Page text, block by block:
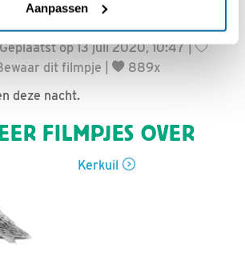
Aanpassen
op 13 juli 2020, 10:47 |
dit filmpje
889x
deze nacht.
FILMPJES OVER
Kerkuil